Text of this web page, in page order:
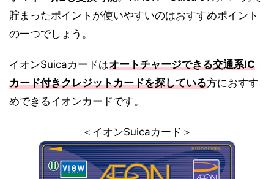
貯まったポイントが使いやすいのはおすすめポイント
の一つでしょう。
イオンSuicaカードはオートチャージできる交通系IC
カード付きクレジットカードを探している方におすす
めできるイオンカードです。
＜イオンSuicaカード＞